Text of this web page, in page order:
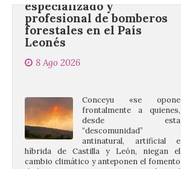
Leonés
8 Ago 2026
“descomunidad”
antinatural, artificial e
híbrida de Castilla y León, niegan el
cambio climático y anteponen el fomento
de la tauromaquia a una prevención real
de los incendios. Conceyu Pais Llionés
vuelve a […]